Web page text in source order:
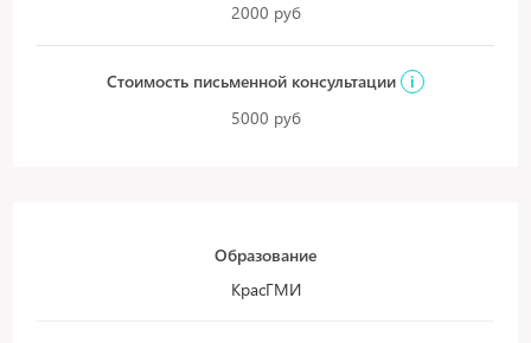
2000 руб
Стоимость письменной консультации
i
5000 руб
Образование
КрасГМИ